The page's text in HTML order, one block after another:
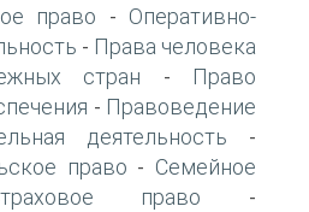
право - Оперативно-
- Права человека
стран -
Право
- Правоведение
деятельность -
право - Семейное
право -